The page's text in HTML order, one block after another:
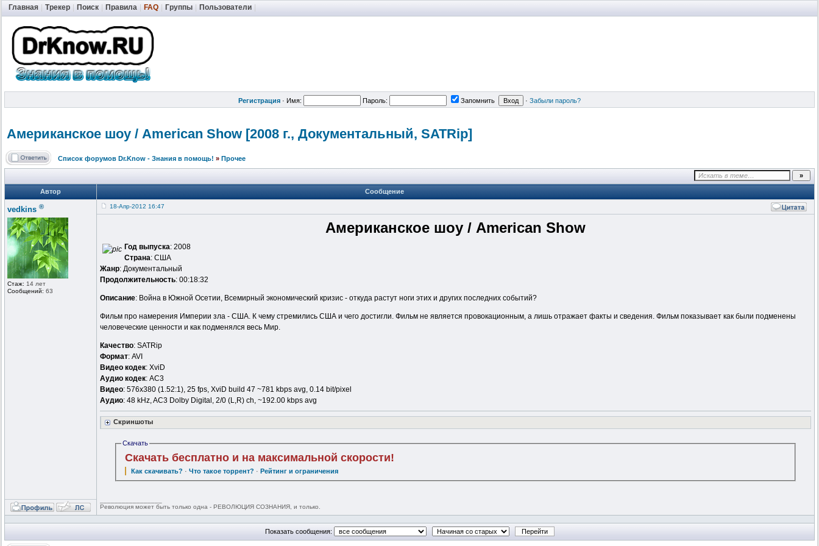
Главная Трекер Поиск Правила FAQ Группы Пользователи
Регистрация · Имя: Пароль: Запомнить · Забыли пароль?
Американское шоу / American Show [2008 г., Документальный, SATRip]
Список форумов Dr.Know - Знания в помощь! » Прочее
Автор Сообщение
vedkins ®
Стаж: 14 лет
Сообщений: 63
18-Апр-2012 16:47
Американское шоу / American Show
Год выпуска: 2008
Страна: США
Жанр: Документальный
Продолжительность: 00:18:32
Описание: Война в Южной Осетии, Всемирный экономический кризис - откуда растут ноги этих и других последних событий?
Фильм про намерения Империи зла - США. К чему стремились США и чего достигли. Фильм не является провокационным, а лишь отражает факты и сведения. Фильм показывает как были подменены
человеческие ценности и как подменялся весь Мир.
Качество: SATRip
Формат: AVI
Видео кодек: XviD
Аудио кодек: AC3
Видео: 576x380 (1.52:1), 25 fps, XviD build 47 ~781 kbps avg, 0.14 bit/pixel
Аудио: 48 kHz, AC3 Dolby Digital, 2/0 (L,R) ch, ~192.00 kbps avg
Скриншоты
Скачать
Скачать бесплатно и на максимальной скорости!
Как скачивать? ·Что такое торрент? · Рейтинг и ограничения
Революция может быть только одна - РЕВОЛЮЦИЯ СОЗНАНИЯ, и только.
Показать сообщения: